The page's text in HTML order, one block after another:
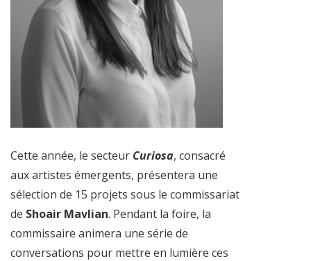
Cette année, le secteur Curiosa, consacré
aux artistes émergents, présentera une
sélection de 15 projets sous le commissariat
de Shoair Mavlian. Pendant la foire, la
commissaire animera une série de
conversations pour mettre en lumière ces